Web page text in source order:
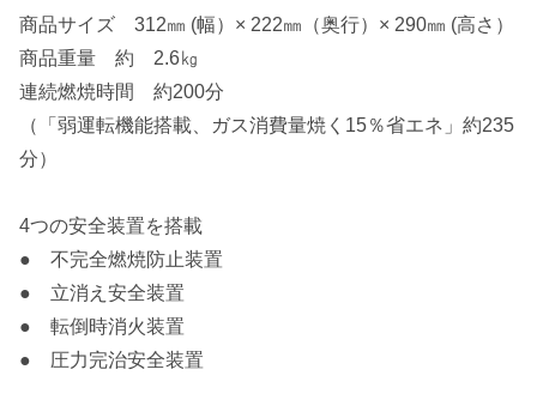
商品サイズ 312㎜ (幅）× 222㎜（奥行）× 290㎜ (高さ）
商品重量 約 2.6㎏
連続燃焼時間 約200分
（「弱運転機能搭載、ガス消費量焼く15％省エネ」約235
分）
4つの安全装置を搭載
● 不完全燃焼防止装置
● 立消え安全装置
● 転倒時消火装置
● 圧力完治安全装置